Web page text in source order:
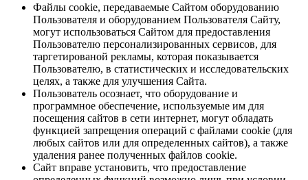
Файлы cookie, передаваемые Сайтом оборудованию
Пользователя и оборудованием Пользователя Сайту,
могут использоваться Сайтом для предоставления
Пользователю персонализированных сервисов, для
таргетированой рекламы, которая показывается
Пользователю, в статистических и исследовательских
целях, а также для улучшения Сайта.
Пользователь осознает, что оборудование и
программное обеспечение, используемые им для
посещения сайтов в сети интернет, могут обладать
функцией запрещения операций с файлами cookie (для
любых сайтов или для определенных сайтов), а также
удаления ранее полученных файлов cookie.
Сайт вправе установить, что предоставление